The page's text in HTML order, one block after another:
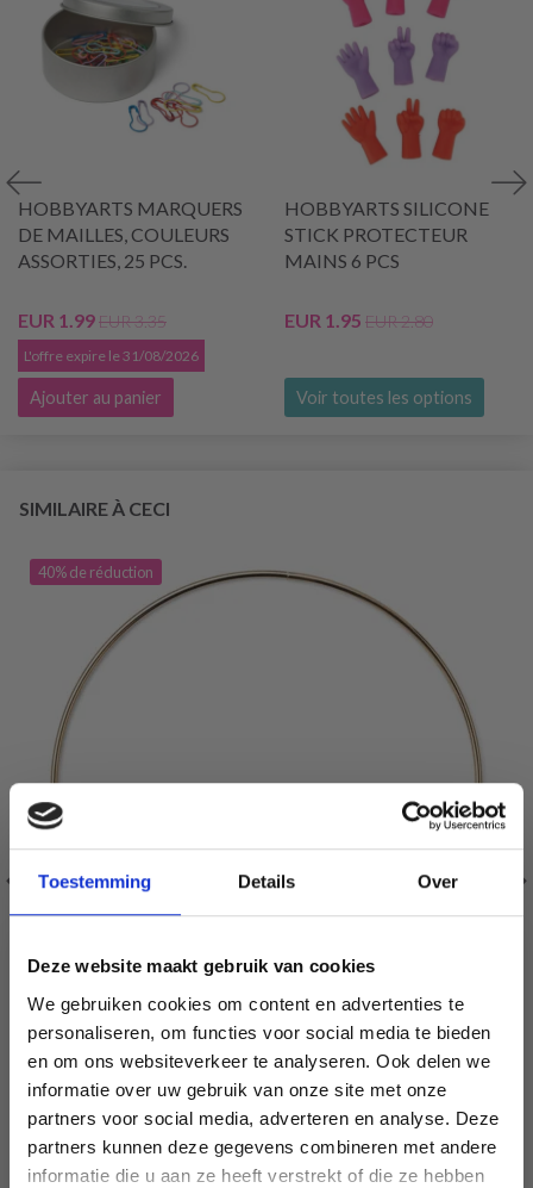
Toestemming Details Over
Deze website maakt gebruik van cookies
We gebruiken cookies om content en advertenties te
personaliseren, om functies voor social media te bieden
en om ons websiteverkeer te analyseren. Ook delen we
informatie over uw gebruik van onze site met onze
partners voor social media, adverteren en analyse. Deze
partners kunnen deze gegevens combineren met andere
informatie die u aan ze heeft verstrekt of die ze hebben
HOBBYARTS MARQUERS
DE MAILLES, COULEURS
ASSORTIES, 25 PCS.
EUR 1.99EUR 3.35
L'offre expire le 31/08/2026
Ajouter au panier
HOBBYARTS SILICONE
STICK PROTECTEUR
MAINS 6 PCS
EUR 1.95 EUR 2.80
Voir toutes les options
SIMILAIRE À CECI
40% de réduction
HOBBYARTS ANNEAU EN MÉTAL, DORÉ, 7–30 CM, 1
PIÈCE
EUR 0.95 EUR 1.60
L'offre expire le 31/08/2026
Économisez jusqu'à 50 %